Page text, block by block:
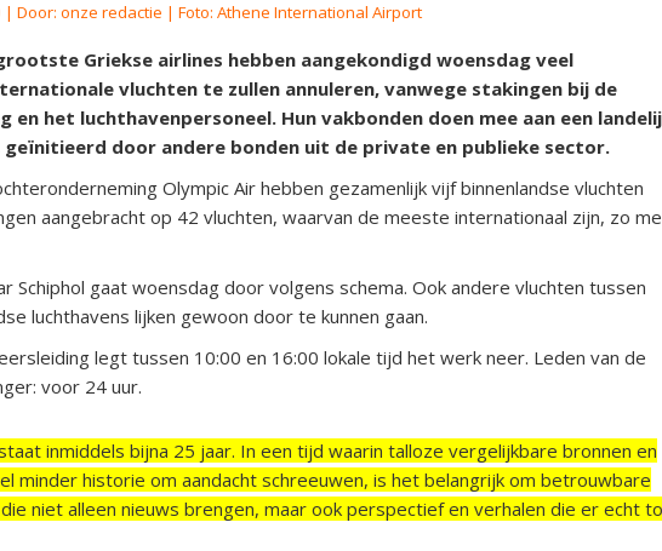
| Door: onze redactie | Foto: Athene International Airport
Griekse airlines hebben aangekondigd woensdag veel
vluchten te zullen annuleren, vanwege stakingen bij de
en het luchthavenpersoneel. Hun vakbonden doen mee aan een
door andere bonden uit de private en publieke sector.
Olympic Air hebben gezamenlijk vijf binnenlandse vluchten
aangebracht op 42 vluchten, waarvan de meeste internationaal zijn, zo
Schiphol gaat woensdag door volgens schema. Ook andere vluchten tussen
luchthavens lijken gewoon door te kunnen gaan.
legt tussen 10:00 en 16:00 lokale tijd het werk neer. Leden van de
voor 24 uur.
inmiddels bijna 25 jaar. In een tijd waarin talloze vergelijkbare bronnen en
minder historie om aandacht schreeuwen, is het belangrijk om betrouwbare
niet alleen nieuws brengen, maar ook perspectief en verhalen die er echt